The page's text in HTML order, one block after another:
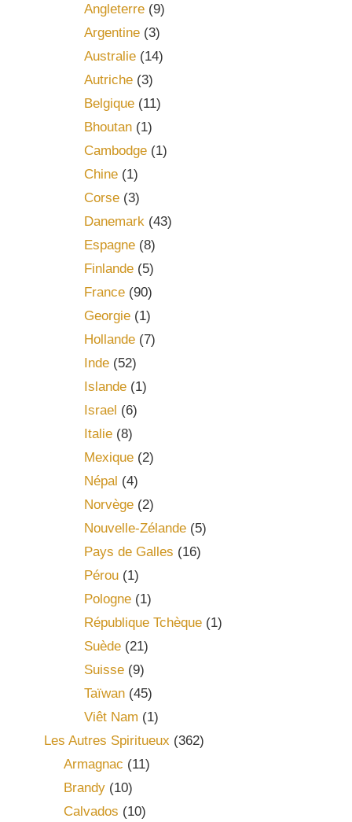
Angleterre(9)
Argentine(3)
Australie(14)
Autriche(3)
Belgique(11)
Bhoutan(1)
Cambodge(1)
Chine(1)
Corse(3)
Danemark(43)
Espagne(8)
Finlande(5)
France(90)
Georgie(1)
Hollande(7)
Inde(52)
Islande(1)
Israel (6)
Italie(8)
Mexique(2)
Népal (4)
Norvège(2)
Nouvelle-Zélande(5)
Pays de Galles (16)
Pérou(1)
Pologne(1)
République Tchèque(1)
Suède(21)
Suisse(9)
Taïwan(45)
Viêt Nam (1)
Les Autres Spiritueux (362)
Armagnac (11)
Brandy (10)
Calvados (10)